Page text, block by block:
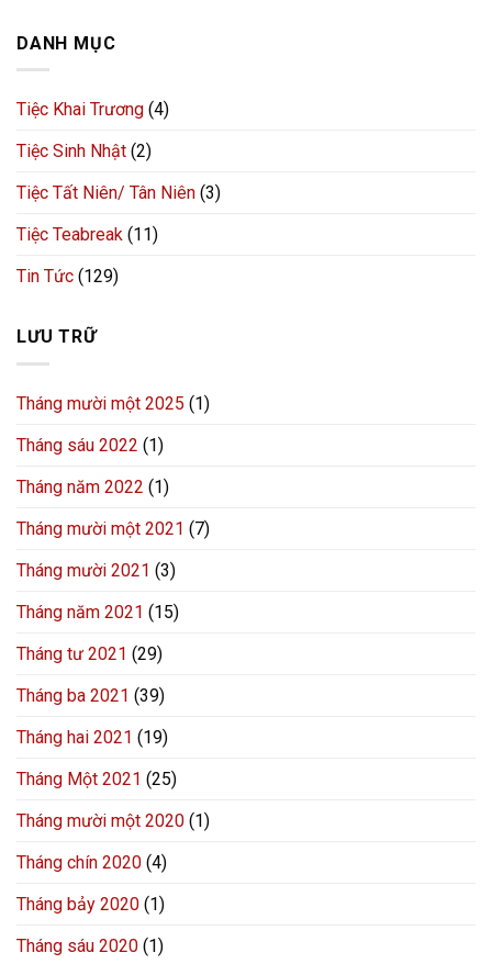
DANH MỤC
Tiệc Khai Trương (4)
Tiệc Sinh Nhật (2)
Tiệc Tất Niên/ Tân Niên (3)
Tiệc Teabreak (11)
Tin Tức (129)
LƯU TRỮ
Tháng mười một 2025 (1)
Tháng sáu 2022 (1)
Tháng năm 2022 (1)
Tháng mười một 2021 (7)
Tháng mười 2021 (3)
Tháng năm 2021 (15)
Tháng tư 2021 (29)
Tháng ba 2021 (39)
Tháng hai 2021 (19)
Tháng Một 2021 (25)
Tháng mười một 2020 (1)
Tháng chín 2020 (4)
Tháng bảy 2020 (1)
Tháng sáu 2020 (1)